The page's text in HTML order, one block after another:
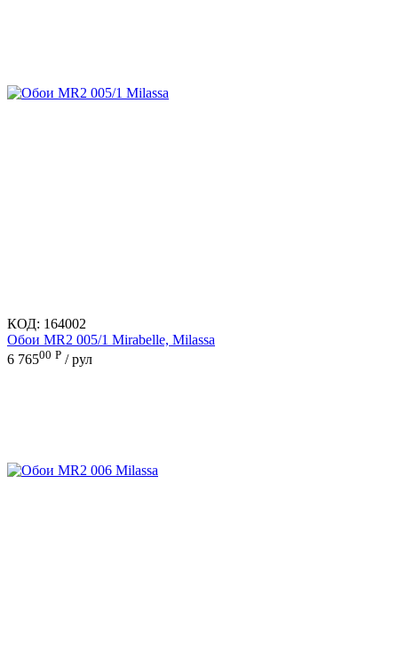
КОД: 164002
Обои MR2 005/1 Mirabelle, Milassa
6 76500 Р / рул